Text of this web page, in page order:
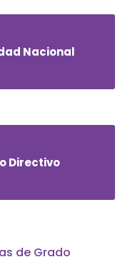
Nacional
Directivo
de Grado